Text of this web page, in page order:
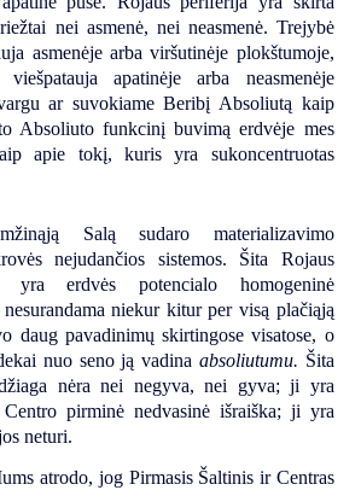
nei asmenė, nei neasmenė. Trejybė
asmenėje arba viršutinėje plokštumoje,
apatinėje arba neasmenėje
ar suvokiame Beribį Absoliutą kaip
Absoliuto funkcinį buvimą erdvėje mes
apie tokį, kuris yra sukoncentruotas
Salą sudaro materializavimo
nejudančios sistemos. Šita Rojaus
yra erdvės potencialo homogeninė
niekur kitur per visą plačiąją
daug pavadinimų skirtingose visatose, o
nuo seno ją vadina absoliutumu. Šita
nėra nei negyva, nei gyva; ji yra
pirminė nedvasinė išraiška; ji yra
neturi.
atrodo, jog Pirmasis Šaltinis ir Centras